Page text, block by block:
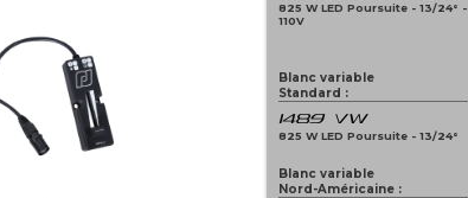
825 W LED Poursuite - 13/24° -
110V
Blanc variable
Standard :
1489 VW
825 W LED Poursuite - 13/24°
Blanc variable
Nord-Américaine :